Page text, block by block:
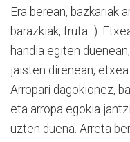
Era berean, bazkariak
barazkiak, fruta...).
handia egiten
jaisten direnean,
Arropari dagokionez,
eta arropa egokia
uzten duena. Arreta